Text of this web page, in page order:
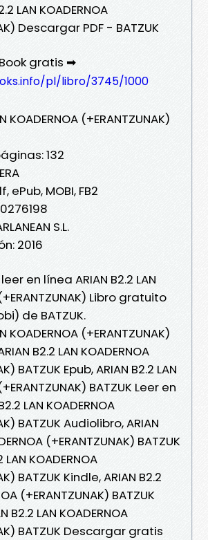
LAN KOADERNOA
Descargar PDF - BATZUK
gratis ➡
pl/libro/3745/1000
KOADERNOA (+ERANTZUNAK)
132
ePub, MOBI, FB2
S.L.
2016
en línea ARIAN B2.2 LAN
Libro gratuito
de BATZUK.
KOADERNOA (+ERANTZUNAK)
B2.2 LAN KOADERNOA
BATZUK Epub, ARIAN B2.2 LAN
BATZUK Leer en
LAN KOADERNOA
BATZUK Audiolibro, ARIAN
(+ERANTZUNAK) BATZUK
LAN KOADERNOA
BATZUK Kindle, ARIAN B2.2
(+ERANTZUNAK) BATZUK
B2.2 LAN KOADERNOA
BATZUK Descargar gratis